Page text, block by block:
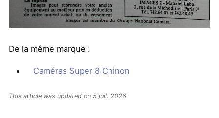
De la même marque :
Caméras Super 8 Chinon
This article was updated on 5 juil. 2026